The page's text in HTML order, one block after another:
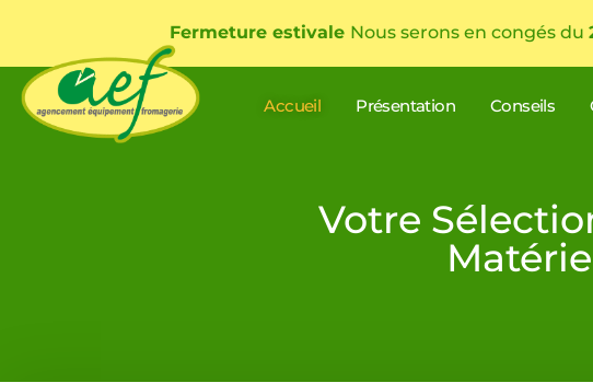
Fermeture estivale Nous serons en congés du
Accueil Présentation Conseils
Votre